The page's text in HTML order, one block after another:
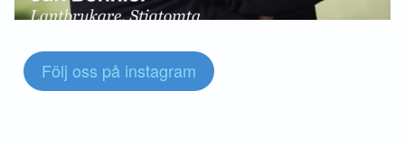
Följ oss på instagram